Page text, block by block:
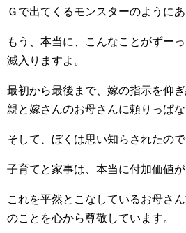
Ｇで出てくるモンスターのようにあ
もう、本当に、こんなことがずー
滅入りますよ。
最初から最後まで、嫁の指示を仰
親と嫁さんのお母さんに頼りっぱな
そして、ぼくは思い知らされたので
子育てと家事は、本当に付加価値が
これを平然とこなしているお母さ
のことを心から尊敬しています。